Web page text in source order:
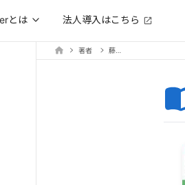
とは 法人導入はこちら
著者